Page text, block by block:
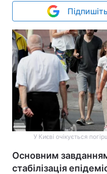
У Києві очікується
Основним
стабілізація